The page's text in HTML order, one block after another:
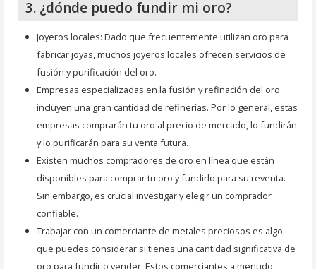
3. ¿dónde puedo fundir mi oro?
Joyeros locales: Dado que frecuentemente utilizan oro para
fabricar joyas, muchos joyeros locales ofrecen servicios de
fusión y purificación del oro.
Empresas especializadas en la fusión y refinación del oro
incluyen una gran cantidad de refinerías. Por lo general, estas
empresas comprarán tu oro al precio de mercado, lo fundirán
y lo purificarán para su venta futura.
Existen muchos compradores de oro en línea que están
disponibles para comprar tu oro y fundirlo para su reventa.
Sin embargo, es crucial investigar y elegir un comprador
confiable.
Trabajar con un comerciante de metales preciosos es algo
que puedes considerar si tienes una cantidad significativa de
oro para fundir o vender. Estos comerciantes a menudo